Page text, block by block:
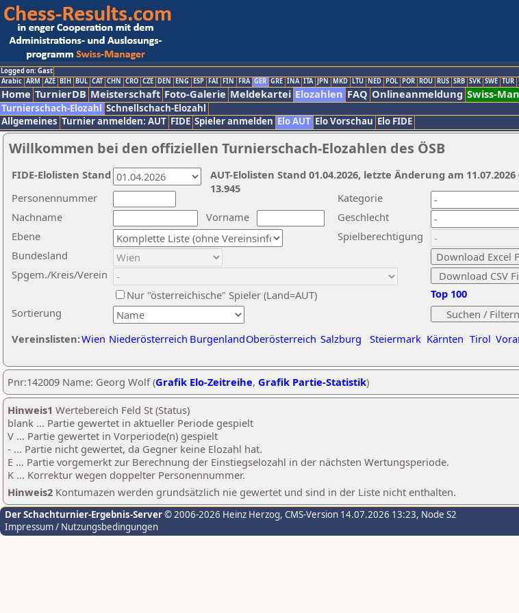
Logged on: Gast
Arabic ARM AZE BIH BUL CAT CHN CRO CZE DEN ENG ESP FAI FIN FRA GER GRE INA ITA JPN MKD LTU NED POL POR ROU RUS SRB SVK SWE TUR
Home TurnierDB Meisterschaft Foto-Galerie Meldekartei Elozahlen FAQ Onlineanmeldung Swiss-
Turnierschach-Elozahl Schnellschach-Elozahl
Allgemeines Turnier anmelden: AUT FIDE Spieler anmelden Elo AUT Elo Vorschau Elo FIDE
Willkommen bei den offiziellen Turnierschach-Elozahlen des ÖSB
Nachname
Vorname
Ebene
Kategorie
Sortierung
Personennummer
Bundesland
Spgem./Kreis/Verein
Geschlecht
Nur "österreichische" Spieler (Land=AUT)
Spielberechtigung
Vereinslisten:Wien Niederösterreich BurgenlandOberösterreich Salzburg Steiermark Kärnten Tirol
Top 100
AUT-Elolisten Stand 01.04.2026, letzte Änderung am
13.945
FIDE-Elolisten Stand
Pnr:142009 Name: Georg Wolf (Grafik Elo-Zeitreihe, Grafik Partie-Statistik)
Hinweis1 Wertebereich Feld St (Status)
blank ... Partie gewertet in aktueller Periode gespielt
V ... Partie gewertet in Vorperiode(n) gespielt
- ... Partie nicht gewertet, da Gegner keine Elozahl hat.
E ... Partie vorgemerkt zur Berechnung der Einstiegselozahl in der nächsten Wertungsperiode.
K ... Korrektur wegen doppelter Personennummer.
Hinweis2 Kontumazen werden grundsätzlich nie gewertet und sind in der Liste nicht enthalten.
Der Schachturnier-Ergebnis-Server© 2006-2026 Heinz Herzog, CMS-Version 14.07.2026 13:23, Node S2
Impressum / Nutzungsbedingungen